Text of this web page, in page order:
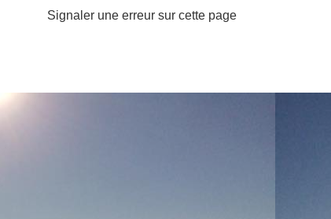
Signaler une erreur sur cette page